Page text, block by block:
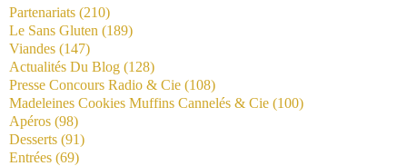
Partenariats (210)
Le Sans Gluten (189)
Viandes (147)
Actualités Du Blog (128)
Presse Concours Radio & Cie (108)
Madeleines Cookies Muffins Cannelés & Cie (100)
Apéros (98)
Desserts (91)
Entrées (69)